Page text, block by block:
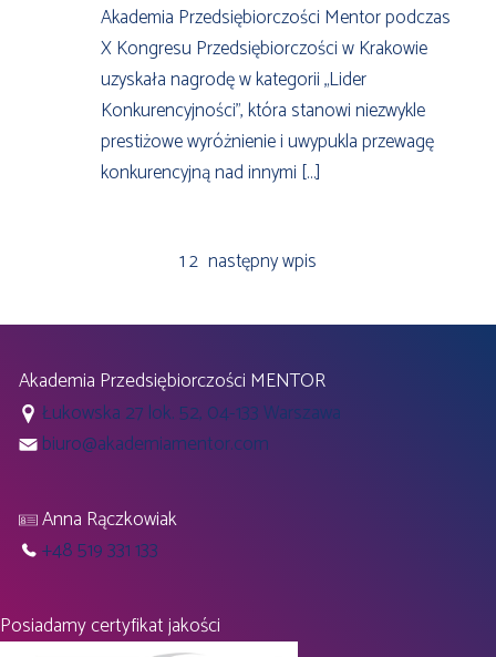
Akademia Przedsiębiorczości Mentor podczas
X Kongresu Przedsiębiorczości w Krakowie
uzyskała nagrodę w kategorii „Lider
Konkurencyjności”, która stanowi niezwykle
prestiżowe wyróżnienie i uwypukla przewagę
konkurencyjną nad innymi […]
12 następny wpis
Akademia Przedsiębiorczości MENTOR
Łukowska 27 lok. 52, 04-133 Warszawa
biuro@akademiamentor.com
Anna Rączkowiak
+48 519 331 133
Posiadamy certyfikat jakości